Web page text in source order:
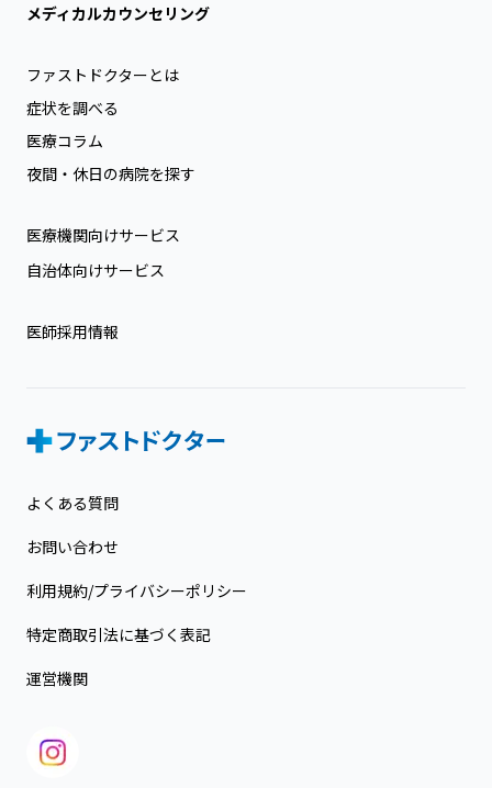
メディカルカウンセリング
ファストドクターとは
症状を調べる
医療コラム
夜間・休日の病院を探す
医療機関向けサービス
自治体向けサービス
医師採用情報
よくある質問
お問い合わせ
利用規約/プライバシーポリシー
特定商取引法に基づく表記
運営機関